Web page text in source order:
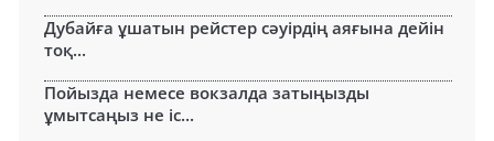
Дубайға ұшатын рейстер сәуірдің аяғына дейін
тоқ...
Пойызда немесе вокзалда затыңызды
ұмытсаңыз не іс...